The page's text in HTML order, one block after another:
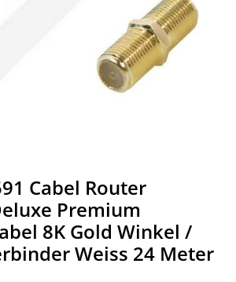
Cabel Router
Premium
8K Gold Winkel /
Weiss 24 Meter